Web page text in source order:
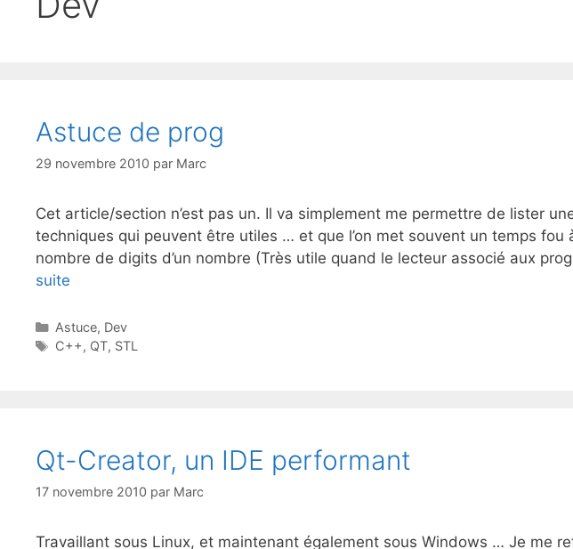
Astuce de prog
29 novembre 2010 par Marc
Cet article/section n’est pas un. Il va simplement me permettre de lister
techniques qui peuvent être utiles … et que l’on met souvent un temps fou
nombre de digits d’un nombre (Très utile quand le lecteur associé aux
suite
Catégories
Astuce, Dev
Étiquettes
C++, QT, STL
Qt-Creator, un IDE performant
17 novembre 2010 par Marc
Travaillant sous Linux, et maintenant également sous Windows … Je me